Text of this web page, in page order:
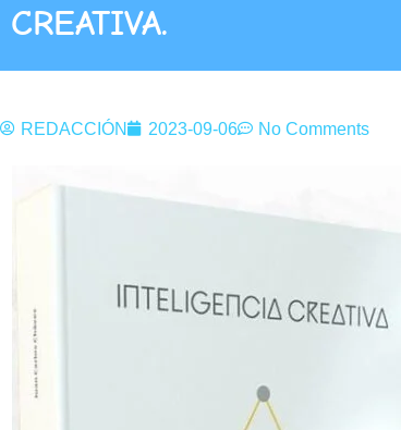
CREATIVA.
REDACCIÓN 2023-09-06 No Comments